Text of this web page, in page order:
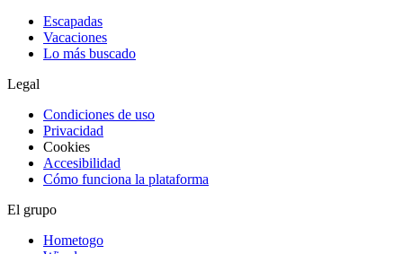
Escapadas
Vacaciones
Lo más buscado
Legal
Condiciones de uso
Privacidad
Cookies
Accesibilidad
Cómo funciona la plataforma
El grupo
Hometogo